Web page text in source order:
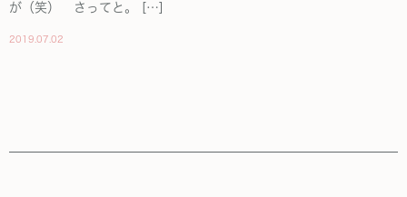
が（笑） さってと。 […]
2019.07.02